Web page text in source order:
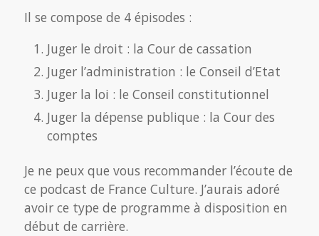
Il se compose de 4 épisodes :
Juger le droit : la Cour de cassation
Juger l’administration : le Conseil d’Etat
Juger la loi : le Conseil constitutionnel
Juger la dépense publique : la Cour des
comptes
Je ne peux que vous recommander l’écoute de
ce podcast de France Culture. J’aurais adoré
avoir ce type de programme à disposition en
début de carrière.